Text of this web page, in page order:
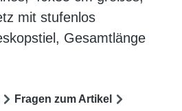
mit stufenlos
Gesamtlänge
Fragen zum Artikel